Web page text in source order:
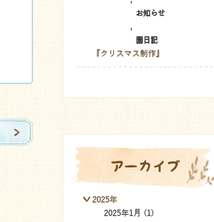
お知らせ
,
園日記
『クリスマス制作』
アーカイブ
2025年
2025年1月 (1)